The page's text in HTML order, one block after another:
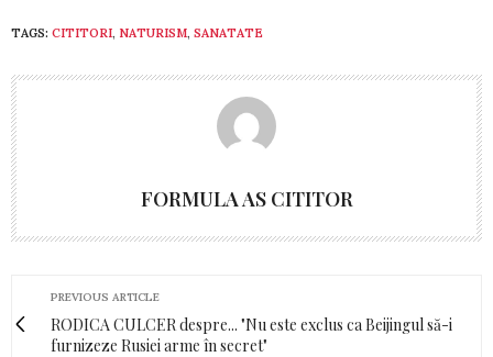
TAGS: CITITORI, NATURISM, SANATATE
FORMULA AS CITITOR
PREVIOUS ARTICLE
RODICA CULCER despre... "Nu este exclus ca Beijingul să-i
furnizeze Rusiei arme în secret"